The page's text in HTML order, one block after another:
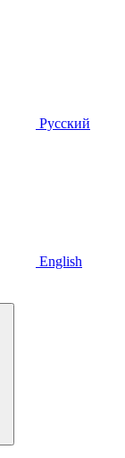
Русский
English